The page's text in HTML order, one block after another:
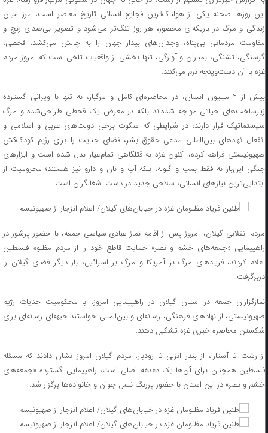
این روزها صحنه یکی از هولناک‌ترین فجایع انسانی تاریخ معاصر است، مرز میان
زندگی و مرگ در باریکه‌ای محصور، هر روز تنگ‌تر می‌شود و تصویر بی‌صدای رنج و
مقاومت مردمانی بی‌پناه، وجدان‌های بیدار جهان را به چالش می‌کشد، قحطی،
گرسنگی، تشنگی، بمباران و آوارگی، تنها بخشی از واقعیات تلخی است که امروز مردم
غزه با آن دست‌وپنجه نرم می‌کنند.
بیش از ۲ میلیون انسان، در محاصره‌ای کامل و مرگبار، نه تنها با ویرانی گسترده
زیرساخت‌های حیاتی مواجه شده‌اند بلکه در معرض یک قحطی طراحی‌شده و مرگ
سیستماتیک قرار دارند، در شرایطی که سکوت برخی دولت‌های عربی و اسلامی و
انفعال نهادهای بین‌المللی مدعی حقوق بشر، فضای جنایت را برای رژیم کودک‌کش
صهیونیستی فراهم کرده، اکنون غزه به قتلگاهی تمام‌عیار بدل شده است و ابزارهای
جنگی این‌بار نه فقط بمب و گلوله، بلکه آب و نان و دارو نیز هستند؛ محرومیت از
ابتدایی‌ترین نیازهای انسانی، سلاحی جدید در دست اشغالگران است.
مردم انقلابی گیلان، امروز پس از اقامه نماز عبادی-سیاسی جمعه، با حضور پرشور در
راهپیمایی «جمعه‌های خشم و نصر» حمایت قاطع خود را از مردم مظلوم فلسطین
اعلام کردند، فریادهای مرگ بر آمریکا و مرگ بر اسرائیل، بار دیگر فضای گیلان را
دربرگرفت.
نمازگزاران جمعه در استان گیلان در راهپیمایی امروز، با محکومیت جنایات رژیم
صهیونیستی، از نهادهای فرهنگی، رسانه‌ای و بین‌المللی خواستند جبهه‌ای رسانه‌ای برای
شکستن محاصره خبری غزه تشکیل دهند.
از رشت تا آستارا، از بندر انزلی تا رودبار، مردم گیلان امروز نشان دادند که مسئله
فلسطین همچنان برای آن‌ها یک دغدغه اصلی است، راهپیمایی گسترده «جمعه‌های
خشم و نصر» در این استان با حضور پررنگ نسل جوان و خانواده‌ها برگزار شد.